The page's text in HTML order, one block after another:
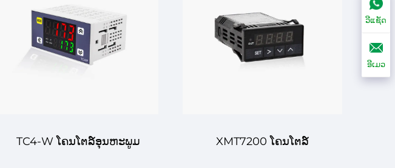
ອຸນຫະພູມຂັ້ນສູງສຳລັບການ
ຈັດການທີ່ປະສົບຜົນ
ອຸນຫະພູມທີ່ປະສົບຜົນສູງ
ສຳລັບການໃຊ້ໃນອຸດົມສາດ
TC4-W ໂຄນໂຕລ໌ອຸນຫະພູມ XMT7200 ໂຄນໂຕລ໌
ວີແຊັດ
ອີເມວ